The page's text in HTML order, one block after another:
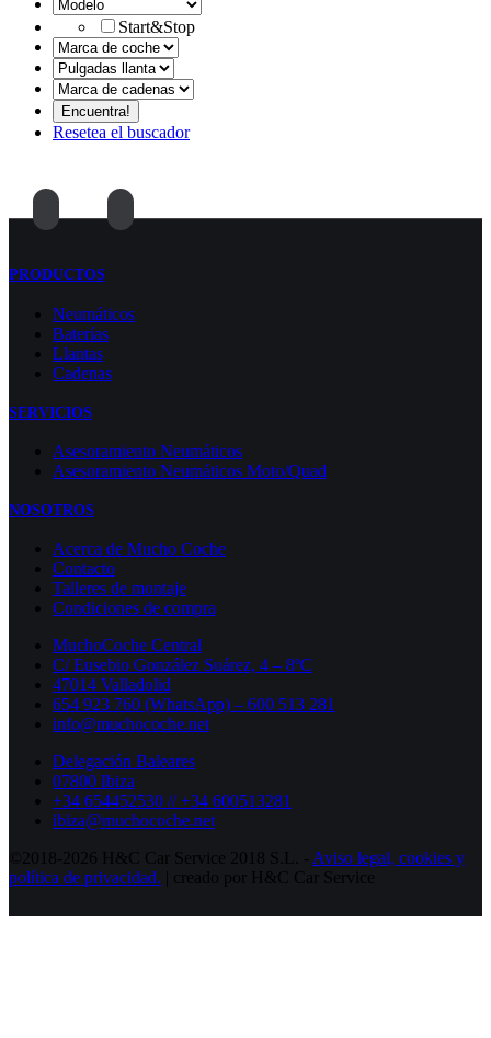
Start&Stop
Resetea el buscador
PRODUCTOS
Neumáticos
Baterías
Llantas
Cadenas
SERVICIOS
Asesoramiento Neumáticos
Asesoramiento Neumáticos Moto/Quad
NOSOTROS
Acerca de Mucho Coche
Contacto
Talleres de montaje
Condiciones de compra
MuchoCoche Central
C/ Eusebio González Suárez, 4 – 8ºC
47014 Valladolid
654 923 760 (WhatsApp) – 600 513 281
info@muchocoche.net
Delegación Baleares
07800 Ibiza
+34 654452530 // +34 600513281
ibiza@muchocoche.net
©2018-2026 H&C Car Service 2018 S.L. - Aviso legal, cookies y
política de privacidad. | creado por H&C Car Service